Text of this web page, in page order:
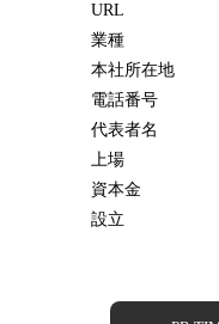
URL
業種
本社所在地
電話番号
代表者名
上場
資本金
設立